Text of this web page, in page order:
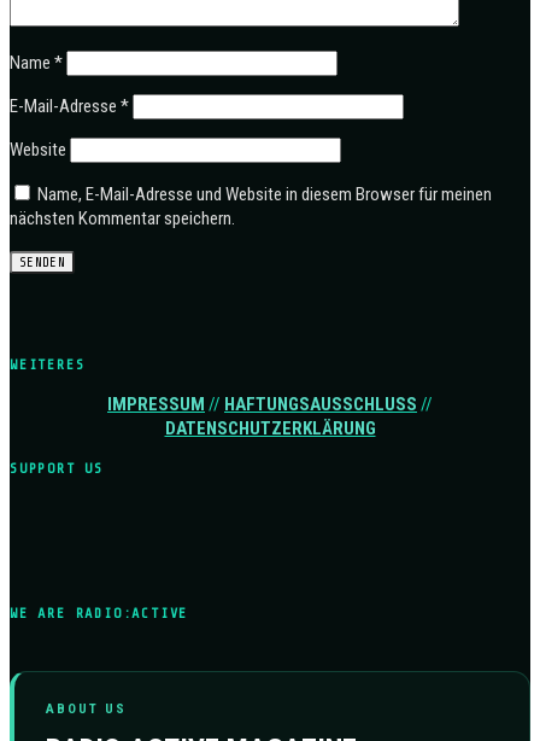
Name *
E-Mail-Adresse *
Website
Name, E-Mail-Adresse und Website in diesem Browser für meinen
nächsten Kommentar speichern.
WEITERES
IMPRESSUM // HAFTUNGSAUSSCHLUSS //
DATENSCHUTZERKLÄRUNG
SUPPORT US
WE ARE RADIO:ACTIVE
ABOUT US